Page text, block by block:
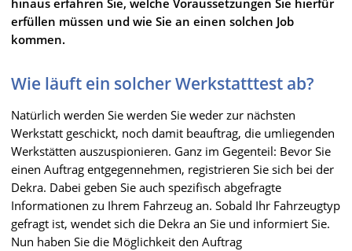
hinaus erfahren Sie, welche Voraussetzungen Sie hierfür
erfüllen müssen und wie Sie an einen solchen Job
kommen.
Wie läuft ein solcher Werkstatttest ab?
Natürlich werden Sie werden Sie weder zur nächsten
Werkstatt geschickt, noch damit beauftrag, die umliegenden
Werkstätten auszuspionieren. Ganz im Gegenteil: Bevor Sie
einen Auftrag entgegennehmen, registrieren Sie sich bei der
Dekra. Dabei geben Sie auch spezifisch abgefragte
Informationen zu Ihrem Fahrzeug an. Sobald Ihr Fahrzeugtyp
gefragt ist, wendet sich die Dekra an Sie und informiert Sie.
Nun haben Sie die Möglichkeit den Auftrag